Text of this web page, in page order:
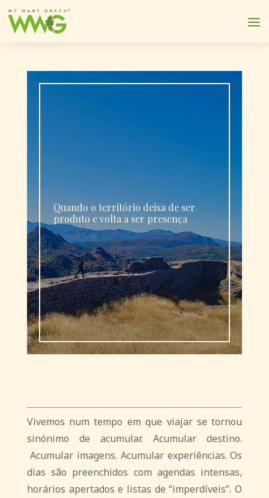
Quando o território deixa de ser
produto e volta a ser presença
Vivemos num tempo em que viajar se tornou
sinónimo de acumular. Acumular destino.
Acumular imagens. Acumular experiências.Os
dias são preenchidos com agendas intensas,
horários apertados e listas de “imperdíveis”. O